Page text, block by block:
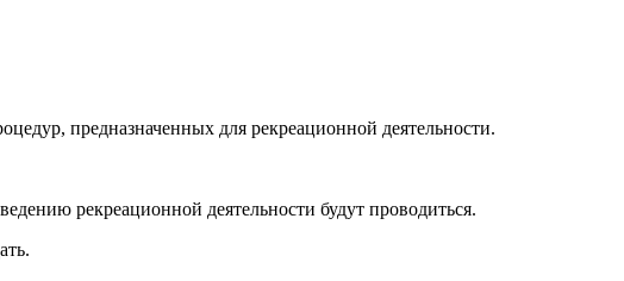
предназначенных для рекреационной деятельности.
рекреационной деятельности будут проводиться.